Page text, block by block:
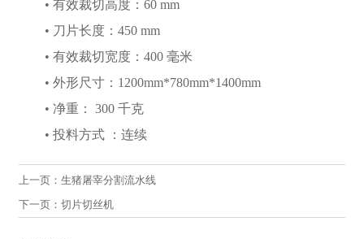
• 有效裁切高度：60 mm
• 刀片长度：450 mm
• 有效裁切宽度：400 毫米
• 外形尺寸：1200mm*780mm*1400mm
• 净重： 300 千克
• 投料方式 ：连续
上一页： 生猪屠宰分割流水线
下一页： 切片切丝机